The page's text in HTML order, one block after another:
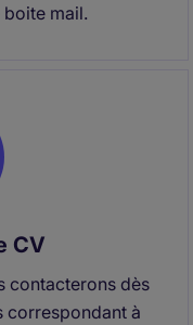
mail.
CV
contacterons dès
correspondant à